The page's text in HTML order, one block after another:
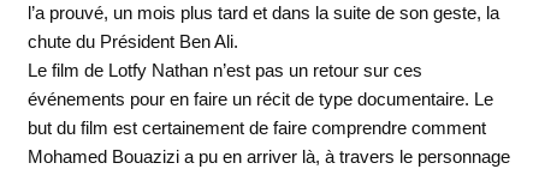
l’a prouvé, un mois plus tard et dans la suite de son geste, la
chute du Président Ben Ali.
Le film de Lotfy Nathan n’est pas un retour sur ces
événements pour en faire un récit de type documentaire. Le
but du film est certainement de faire comprendre comment
Mohamed Bouazizi a pu en arriver là, à travers le personnage